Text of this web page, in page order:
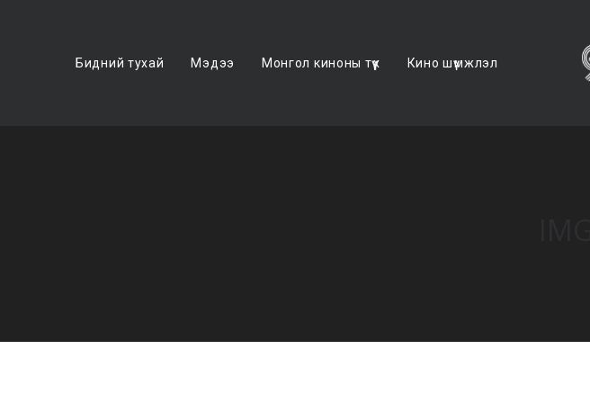
Бидний тухай Мэдээ Монгол киноны түүх Кино шүүмжлэл